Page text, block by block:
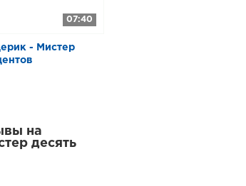
07:40
- Мистер
на
десять